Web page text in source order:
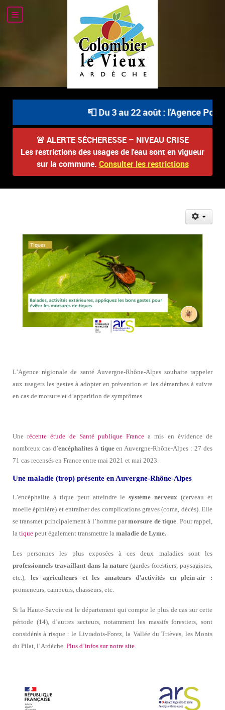
📮 Du 3 au 22 août : l'Agence
🚨 ALERTE SÉCHERESSE – NIVEAU CRISE
Les restrictions des usages de l'eau sont en vigueur
sur la commune. Consulter les restrictions
L’Agence régionale de santé Auvergne-Rhône-Alpes souhaite rappeler
aux usagers les gestes à adopter en prévention et les démarches à suivre
en cas de morsure et d’apparition de symptômes.
Unerécente étude de Santé publique France a mis en évidence de
nombreux cas d’encéphalites à tiqueen Auvergne-Rhône-Alpes : 27 des
71 cas recensés en France entre mai 2021 et mai 2023.
Une maladie (trop) présente en Auvergne-Rhône-Alpes
L’encéphalite à tique peut atteindre lesystème nerveux (cerveau et
moelle épinière) et entraîner des complications graves (coma, décès). Elle
se transmet principalement à l’homme parmorsure de tique . Pour rappel,
la tique peut également transmettre la maladie de Lyme.
Les personnes les plus exposées à ces deux maladies sont les
professionnels travaillant dans la nature(gardes-forestiers, paysagistes,
etc.), les agriculteurs et les amateurs d’activités en plein-air :
promeneurs, campeurs, chasseurs, etc.
Si la Haute-Savoie est le département qui compte le plus de cas sur cette
période (14), d’autres secteurs, notamment les massifs forestiers, sont
considérés à risque : le Livradois-Forez, la Vallée du Trièves, les Monts
du Pilat, l’Ardèche. Plus d’infos sur notre site